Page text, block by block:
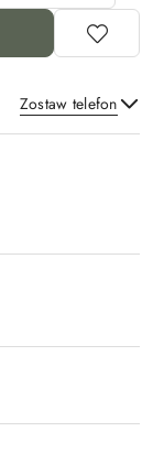
Zostaw telefon